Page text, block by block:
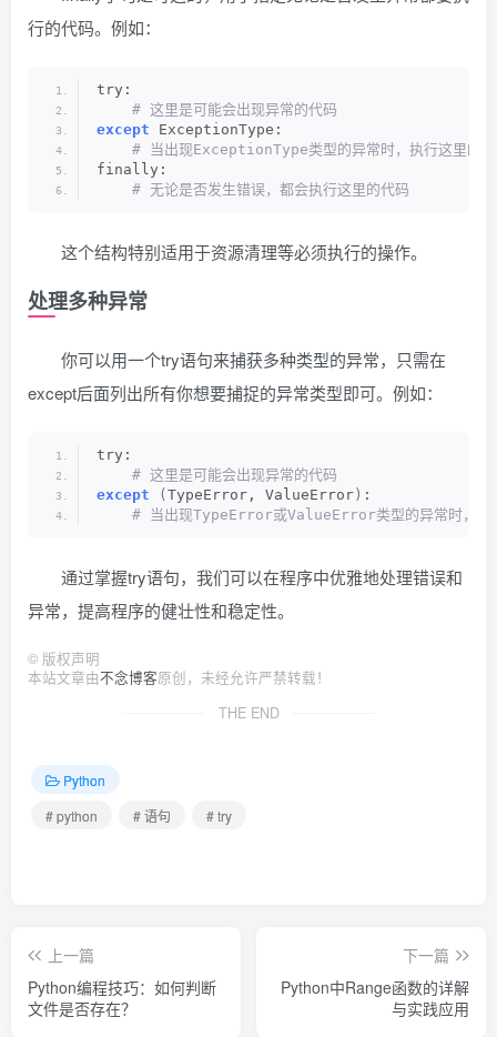
行的代码。例如：
try:
# 这里是可能会出现异常的代码
except ExceptionType:
# 当出现ExceptionType类型的异常时，执行这里的
finally:
# 无论是否发生错误，都会执行这里的代码
这个结构特别适用于资源清理等必须执行的操作。
处理多种异常
你可以用一个try语句来捕获多种类型的异常，只需在
except后面列出所有你想要捕捉的异常类型即可。例如：
try:
# 这里是可能会出现异常的代码
except
( TypeError, ValueError ) :
# 当出现TypeError或ValueError类型的异常时，执
通过掌握try语句，我们可以在程序中优雅地处理错误和
异常，提高程序的健壮性和稳定性。
© 版权声明
本站文章由不念博客原创，未经允许严禁转载！
THE END
Python
# python
# 语句 # try
上一篇
Python编程技巧：如何判断
文件是否存在？
下一篇
Python中Range函数的详解
与实践应用